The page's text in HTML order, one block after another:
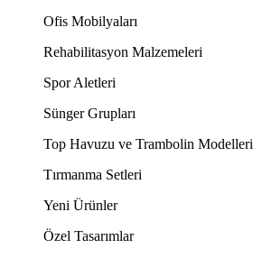
Ofis Mobilyaları
Rehabilitasyon Malzemeleri
Spor Aletleri
Sünger Grupları
Top Havuzu ve Trambolin Modelleri
Tırmanma Setleri
Yeni Ürünler
Özel Tasarımlar